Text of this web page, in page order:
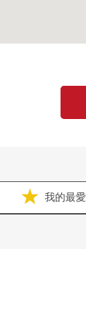
我的最愛